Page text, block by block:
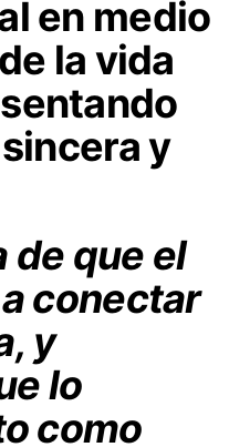
en medio
la vida
y
de que el
conectar
y
lo
como